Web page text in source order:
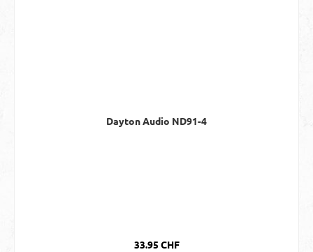
Dayton Audio ND91-4
Regulärer Preis:
33.95 CHF